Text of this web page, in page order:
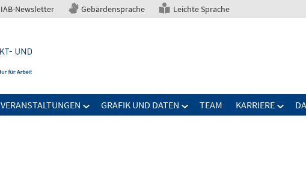
IAB-Newsletter Gebärdensprache Leichte Sprache
VERANSTALTUNGEN GRAFIK UND DATEN TEAM KARRIERE